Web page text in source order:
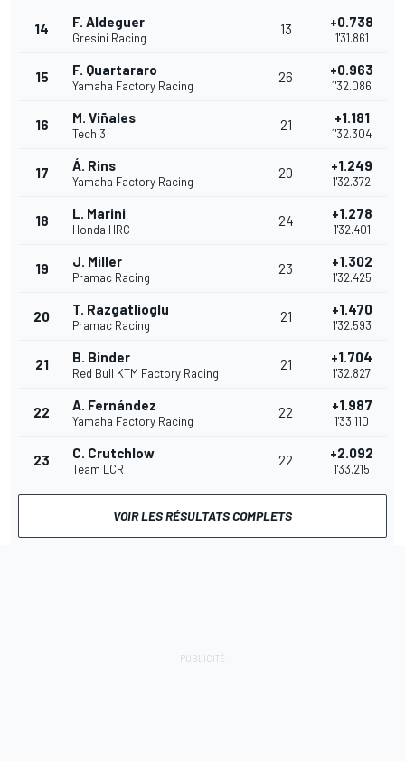
14 F. Aldeguer
Gresini Racing
13 +0.738
1'31.861
15 F. Quartararo
Yamaha Factory Racing
26 +0.963
1'32.086
16 M. Viñales
Tech 3
21 +1.181
1'32.304
17 Á. Rins
Yamaha Factory Racing
20 +1.249
1'32.372
18 L. Marini
Honda HRC
24 +1.278
1'32.401
19 J. Miller
Pramac Racing
23 +1.302
1'32.425
20 T. Razgatlioglu
Pramac Racing
21 +1.470
1'32.593
21 B. Binder
Red Bull KTM Factory Racing
21 +1.704
1'32.827
22 A. Fernández
Yamaha Factory Racing
22 +1.987
1'33.110
23 C. Crutchlow
Team LCR
22 +2.092
1'33.215
VOIR LES RÉSULTATS COMPLETS